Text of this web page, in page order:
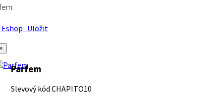
Uložit
Parfem
Slevový kód CHAPITO10